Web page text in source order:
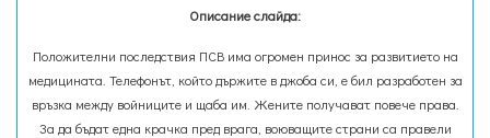
Описание слайда:
Положителни последствия ПСВ има огромен принос за развитието на
медицината. Телефонът, който държите в джоба си, е бил разработен за
връзка между войниците и щаба им. Жените получават повече права.
За да бъдат една крачка пред врага, воюващите страни са правели